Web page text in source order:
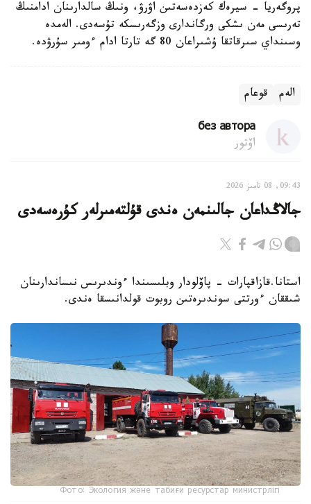
پروگەريا - سيرەك كەزدەسەتىن اۋرۋ، ونىڭ سالدارىنان ادامنىڭ
تەرىسى مەن ىشكى ورگاندارى وزگەرىسكە تۇسەدى. الەمدە
وسىنداي سىرقاتقا ۇشىراعان 80 گە تارتا ادام ءومىر سۇرۋدە.
الەم قوعام
без автора
اۆتور
09:43, 08 تامىز 2026
جالاڭداعان جالىنمەن ەندى قۇلتەمىرلەر كۇرەسەدى
استانا.قازاقپارات - پاۆلودار وبلىسىندا ءوندىرىس نىساندارىنان
شىققان ءورتتى سوندىرەتىن روبوت قولدانىسقا ەندى.
Фото: Экология және табиғи ресурстар министрлігі